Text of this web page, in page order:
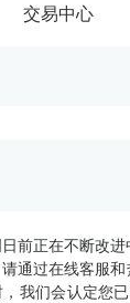
交易中心
前正在不断改
通过在线客服
我们会认定您